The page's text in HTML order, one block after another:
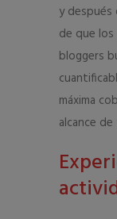
y después
de que
bloggers
máxima
alcance